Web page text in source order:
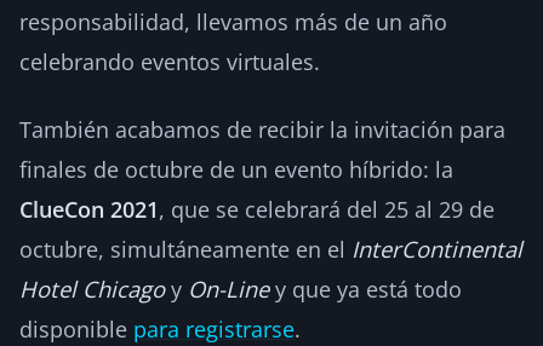
responsabilidad, llevamos más de un año
celebrando eventos virtuales.
También acabamos de recibir la invitación para
finales de octubre de un evento híbrido: la
ClueCon 2021, que se celebrará del 25 al 29 de
octubre, simultáneamente en el InterContinental
Hotel Chicagoy On-Liney que ya está todo
disponible para registrarse.